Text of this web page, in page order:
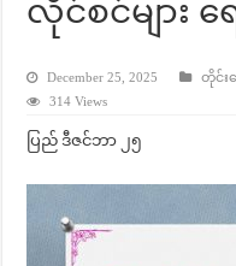
လိုင်စင်များ ရေ
December 25, 2025
တိုင်း
314 Views
ပြည် ဒီဇင်ဘာ ၂၅